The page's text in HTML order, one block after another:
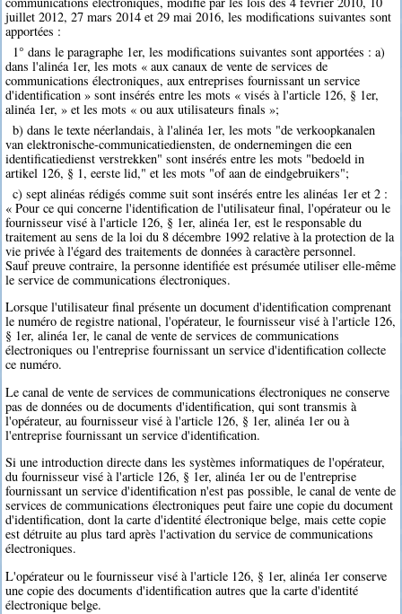
juillet 2012, 27 mars 2014 et 29 mai 2016, les modifications suivantes sont
apportées :
1° dans le paragraphe 1er, les modifications suivantes sont apportées : a)
dans l'alinéa 1er, les mots « aux canaux de vente de services de
communications électroniques, aux entreprises fournissant un service
d'identification » sont insérés entre les mots « visés à l'article 126, § 1er,
alinéa 1er, » et les mots « ou aux utilisateurs finals »;
b) dans le texte néerlandais, à l'alinéa 1er, les mots "de verkoopkanalen
van elektronische-communicatiediensten, de ondernemingen die een
identificatiedienst verstrekken" sont insérés entre les mots "bedoeld in
artikel 126, § 1, eerste lid," et les mots "of aan de eindgebruikers";
c) sept alinéas rédigés comme suit sont insérés entre les alinéas 1er et 2 :
« Pour ce qui concerne l'identification de l'utilisateur final, l'opérateur ou le
fournisseur visé à l'article 126, § 1er, alinéa 1er, est le responsable du
traitement au sens de la loi du 8 décembre 1992 relative à la protection de la
vie privée à l'égard des traitements de données à caractère personnel.
Sauf preuve contraire, la personne identifiée est présumée utiliser elle-même
le service de communications électroniques.
Lorsque l'utilisateur final présente un document d'identification comprenant
le numéro de registre national, l'opérateur, le fournisseur visé à l'article 126,
§ 1er, alinéa 1er, le canal de vente de services de communications
électroniques ou l'entreprise fournissant un service d'identification collecte
ce numéro.
Le canal de vente de services de communications électroniques ne conserve
pas de données ou de documents d'identification, qui sont transmis à
l'opérateur, au fournisseur visé à l'article 126, § 1er, alinéa 1er ou à
l'entreprise fournissant un service d'identification.
Si une introduction directe dans les systèmes informatiques de l'opérateur,
du fournisseur visé à l'article 126, § 1er, alinéa 1er ou de l'entreprise
fournissant un service d'identification n'est pas possible, le canal de vente de
services de communications électroniques peut faire une copie du document
d'identification, dont la carte d'identité électronique belge, mais cette copie
est détruite au plus tard après l'activation du service de communications
électroniques.
L'opérateur ou le fournisseur visé à l'article 126, § 1er, alinéa 1er conserve
une copie des documents d'identification autres que la carte d'identité
électronique belge.